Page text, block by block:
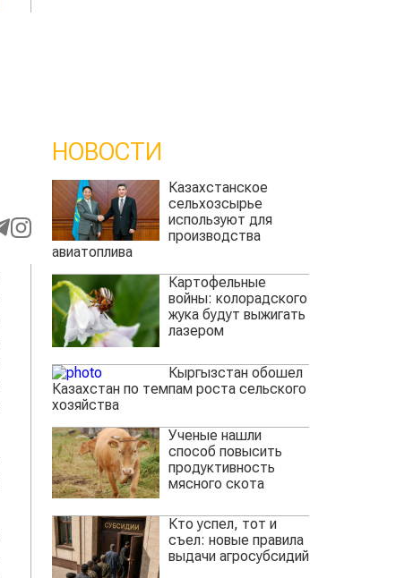
НОВОСТИ
Казахстанское
сельхозсырье
используют для
производства
авиатоплива
Картофельные
войны: колорадского
жука будут выжигать
лазером
Кыргызстан обошел
Казахстан по темпам роста сельского
хозяйства
Ученые нашли
способ повысить
продуктивность
мясного скота
Кто успел, тот и
съел: новые правила
выдачи агросубсидий